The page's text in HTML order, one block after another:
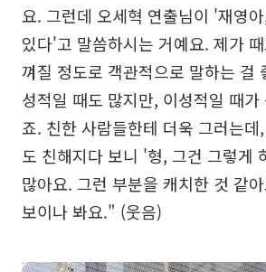
요. 그런데 오세혁 연출님이 '재영
있다'고 말씀하시는 거예요. 제가
껴질 정도로 객관적으로 말하는 걸
성적일 때도 많지만, 이성적일 때가
죠. 친한 사람들한테 더욱 그러는
도 친해지다 보니 '형, 그건 그렇게
많아요. 그런 부분을 캐치한 것 같
보이나 봐요." (웃음)